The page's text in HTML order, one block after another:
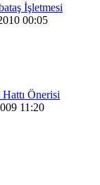
İşletmesi
00:05
Önerisi
11:20